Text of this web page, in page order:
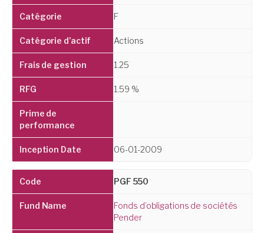
F
Actions
1.25
1.59 %
06-01-2009
PGF 550
Fonds d’obligations de sociétés
Pender